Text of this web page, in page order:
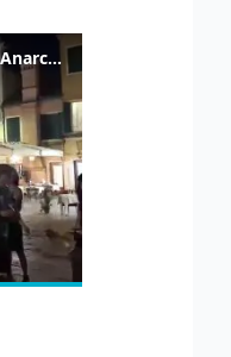
Venezia omaggia Guccini con una Cantata Anarchica in campo Santa Margherita